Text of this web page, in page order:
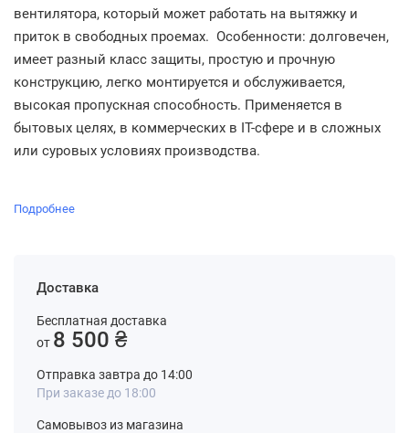
вентилятора, который может работать на вытяжку и
приток в свободных проемах. Особенности: долговечен,
имеет разный класс защиты, простую и прочную
конструкцию, легко монтируется и обслуживается,
высокая пропускная способность. Применяется в
бытовых целях, в коммерческих в IT-сфере и в сложных
или суровых условиях производства.
Подробнее
Доставка
Бесплатная доставка
от 8 500 ₴
Отправка завтра до 14:00
При заказе до 18:00
Самовывоз из магазина